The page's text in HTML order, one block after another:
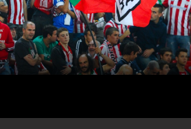
ישראל
ליגה גרמנית
ליגה ספרדית
ליגה איטלקית
ליגה צרפתית